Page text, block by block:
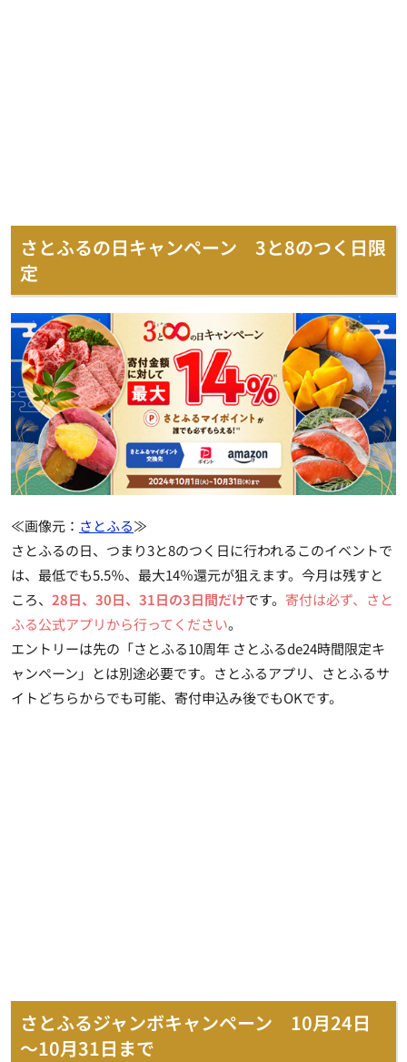
さとふるの日キャンペーン 3と8のつく日限
定
≪画像元： さとふる≫
さとふるの日、つまり3と8のつく日に行われるこのイベントで
は、 最低でも5.5％、最大14％還元が狙えます。今月は残すと
ころ、 28日、30日、31日の3日間だけです。 寄付は必ず、さと
ふる公式アプリから行ってください。
エントリーは先の「さとふる10周年 さとふるde24時間限定キ
ャンペーン」とは別途必要です。さとふるアプリ、さとふるサ
イトどちらからでも可能、寄付申込み後でもOKです。
さとふるジャンボキャンペーン 10月24日
～10月31日まで